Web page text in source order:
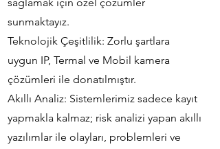
sunmaktayız.
Teknolojik Çeşitlilik: Zorlu şartlara
uygun IP, Termal ve Mobil kamera
çözümleri ile donatılmıştır.
Akıllı Analiz: Sistemlerimiz sadece kayıt
yapmakla kalmaz; risk analizi yapan akıllı
yazılımlar ile olayları, problemleri ve